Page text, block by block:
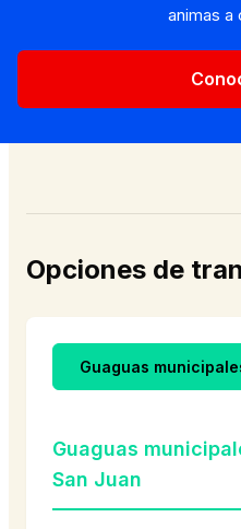
animas a
Opciones de
Guaguas
Guaguas
San Juan